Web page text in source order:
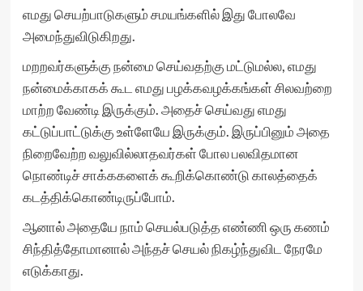
எமது செயற்பாடுகளும் சமயங்களில் இது போலவே
அமைந்துவிடுகிறது.
மறறவர்களுக்கு நன்மை செய்வதற்கு மட்டுமல்ல, எமது
நன்மைக்காகக் கூட எமது பழக்கவழக்கங்கள் சிலவற்றை
மாற்ற வேண்டி இருக்கும். அதைச் செய்வது எமது
கட்டுப்பாட்டுக்கு உள்ளேயே இருக்கும். இருப்பினும் அதை
நிறைவேற்ற வலுவில்லாதவர்கள் போல பலவிதமான
நொண்டிச் சாக்ககளைக் கூறிக்கொண்டு காலத்தைக்
கடத்திக்கொண்டிருப்போம்.
ஆனால் அதையே நாம் செயல்படுத்த எண்ணி ஒரு கணம்
சிந்தித்தோமானால் அந்தச் செயல் நிகழ்ந்துவிட நேரமே
எடுக்காது.